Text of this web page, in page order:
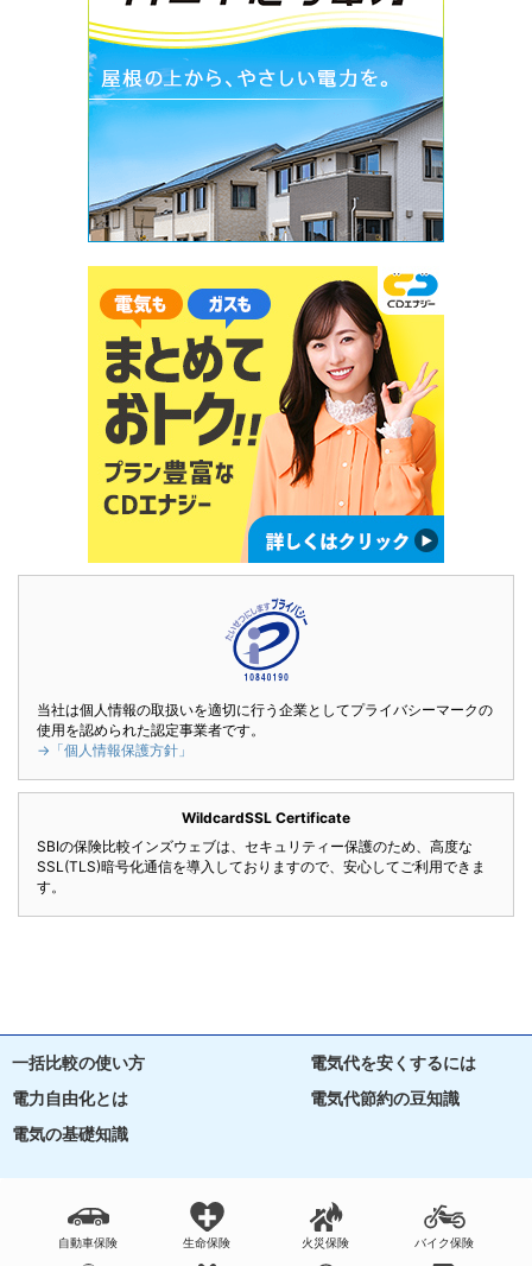
当社は個人情報の取扱いを適切に行う企業としてプライバシーマークの
使用を認められた認定事業者です。
→「個人情報保護方針」
WildcardSSL Certificate
SBIの保険比較インズウェブは、セキュリティー保護のため、高度な
SSL(TLS)暗号化通信を導入しておりますので、安心してご利用できま
す。
一括比較の使い方
電気代を安くするには
電力自由化とは
電気代節約の豆知識
電気の基礎知識
自動車保険 生命保険 火災保険 バイク保険